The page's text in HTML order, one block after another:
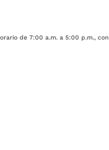
de 7:00 a.m. a 5:00 p.m.,